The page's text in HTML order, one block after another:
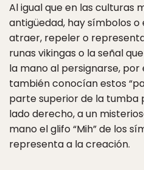
Al igual que en las culturas
antigüedad, hay símbolos
atraer, repeler o
runas vikingas o la señal
la mano al persignarse, por
también conocían estos
parte superior de la tumba
lado derecho, a un
mano el glifo “Mih” de los
representa a la creación.